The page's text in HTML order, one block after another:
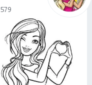
579